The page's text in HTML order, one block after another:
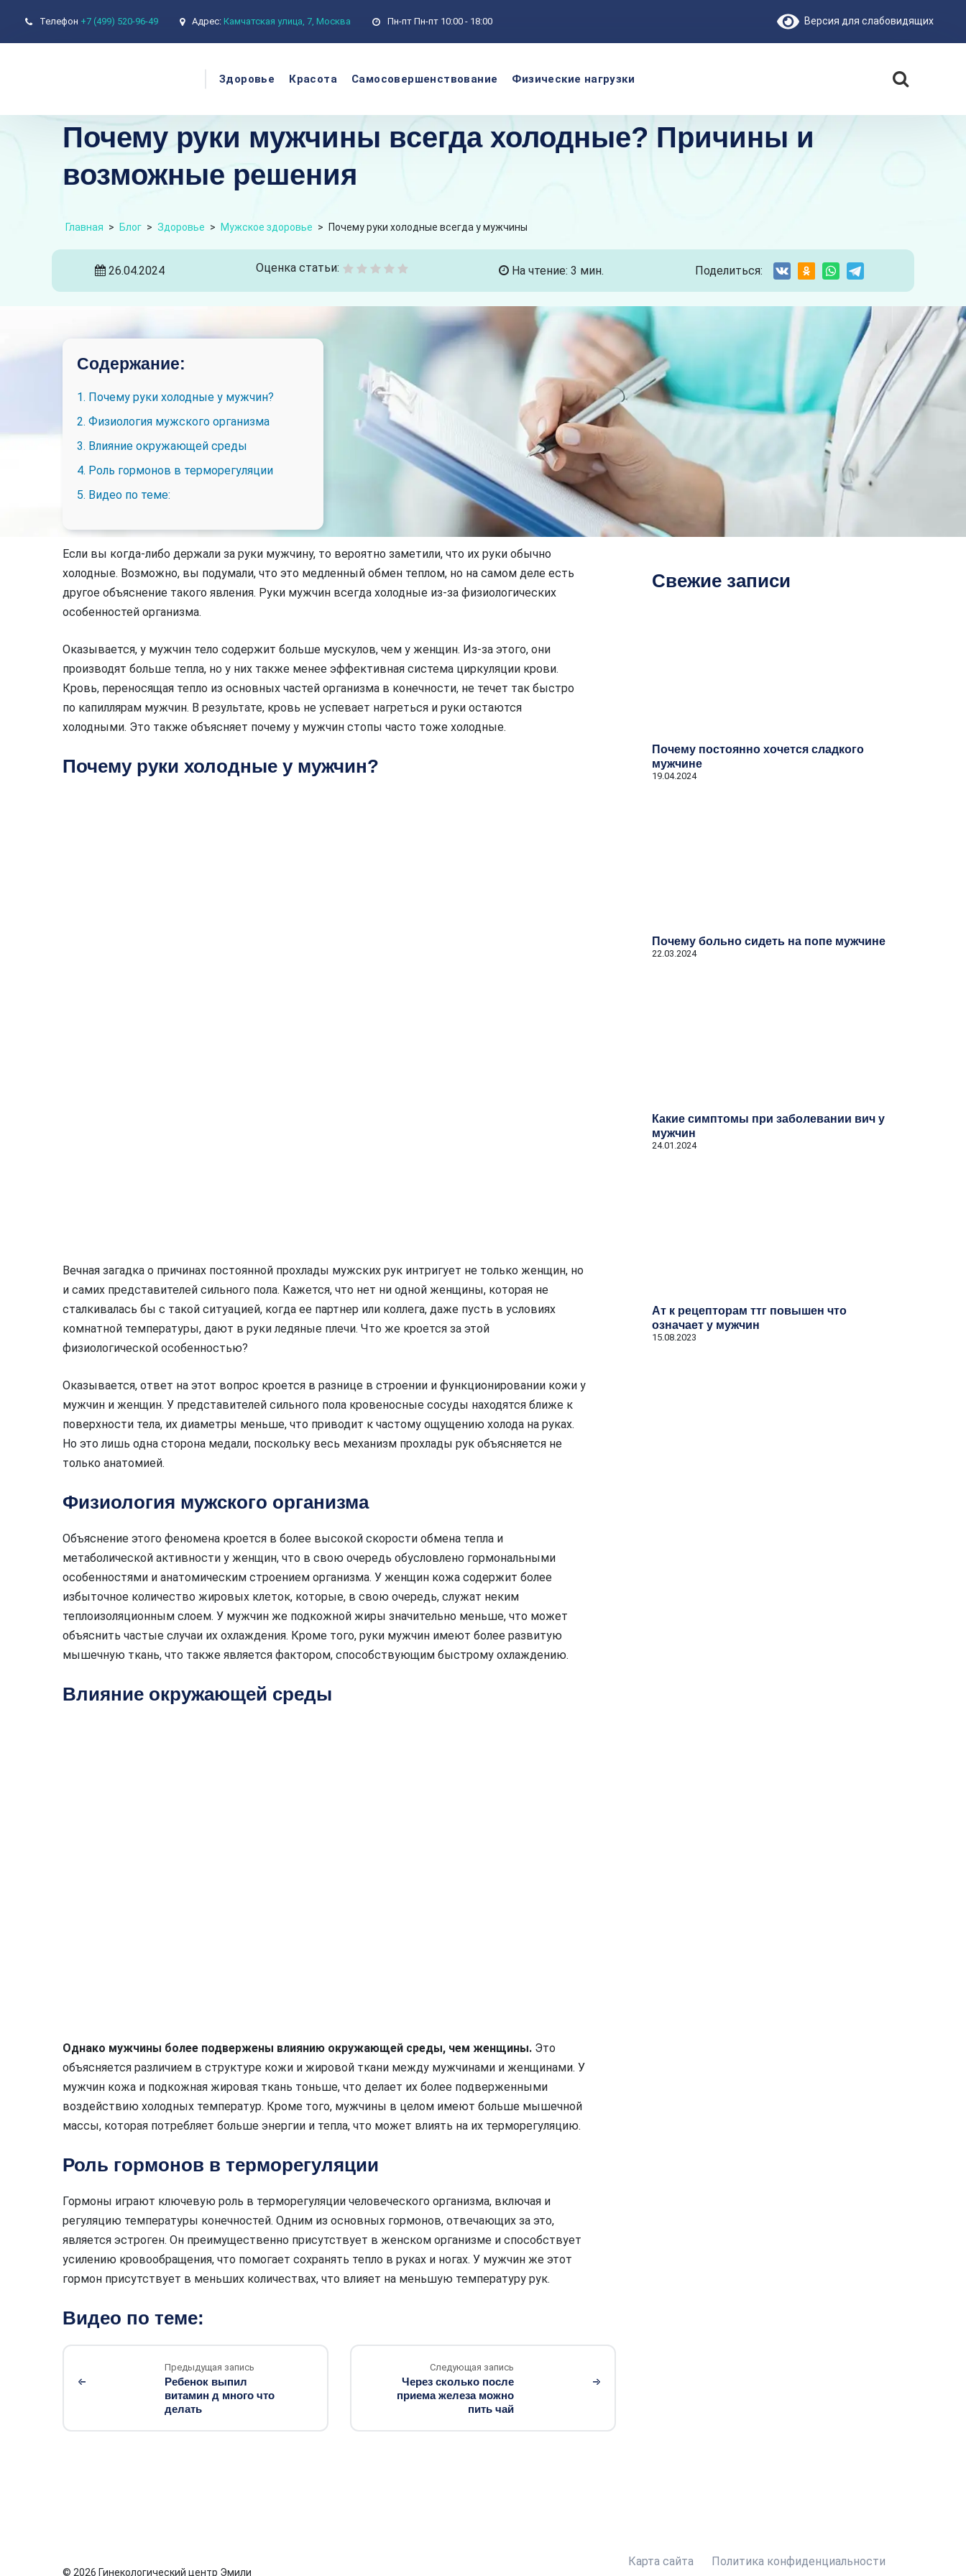
Телефон +7 (499) 520-96-49 Адрес: Камчатская улица, 7, Москва Пн-пт Пн-пт 10:00 - 18:00 Версия для слабовидящих
Здоровье Красота Самосовершенствование Физические нагрузки
Почему руки мужчины всегда холодные? Причины и
возможные решения
Главная > Блог > Здоровье > Мужское здоровье > Почему руки холодные всегда у мужчины
26.04.2024 Оценка статьи: На чтение: 3 мин. Поделиться:
Содержание:
1. Почему руки холодные у мужчин?
2. Физиология мужского организма
3. Влияние окружающей среды
4. Роль гормонов в терморегуляции
5. Видео по теме:
Если вы когда-либо держали за руки мужчину, то вероятно заметили, что их руки обычно
холодные. Возможно, вы подумали, что это медленный обмен теплом, но на самом деле есть
другое объяснение такого явления. Руки мужчин всегда холодные из-за физиологических
особенностей организма.
Оказывается, у мужчин тело содержит больше мускулов, чем у женщин. Из-за этого, они
производят больше тепла, но у них также менее эффективная система циркуляции крови.
Кровь, переносящая тепло из основных частей организма в конечности, не течет так быстро
по капиллярам мужчин. В результате, кровь не успевает нагреться и руки остаются
холодными. Это также объясняет почему у мужчин стопы часто тоже холодные.
Почему руки холодные у мужчин?
Вечная загадка о причинах постоянной прохлады мужских рук интригует не только женщин, но
и самих представителей сильного пола. Кажется, что нет ни одной женщины, которая не
сталкивалась бы с такой ситуацией, когда ее партнер или коллега, даже пусть в условиях
комнатной температуры, дают в руки ледяные плечи. Что же кроется за этой
физиологической особенностью?
Оказывается, ответ на этот вопрос кроется в разнице в строении и функционировании кожи у
мужчин и женщин. У представителей сильного пола кровеносные сосуды находятся ближе к
поверхности тела, их диаметры меньше, что приводит к частому ощущению холода на руках.
Но это лишь одна сторона медали, поскольку весь механизм прохлады рук объясняется не
только анатомией.
Физиология мужского организма
Объяснение этого феномена кроется в более высокой скорости обмена тепла и
метаболической активности у женщин, что в свою очередь обусловлено гормональными
особенностями и анатомическим строением организма. У женщин кожа содержит более
избыточное количество жировых клеток, которые, в свою очередь, служат неким
теплоизоляционным слоем. У мужчин же подкожной жиры значительно меньше, что может
объяснить частые случаи их охлаждения. Кроме того, руки мужчин имеют более развитую
мышечную ткань, что также является фактором, способствующим быстрому охлаждению.
Влияние окружающей среды
Однако мужчины более подвержены влиянию окружающей среды, чем женщины. Это
объясняется различием в структуре кожи и жировой ткани между мужчинами и женщинами. У
мужчин кожа и подкожная жировая ткань тоньше, что делает их более подверженными
воздействию холодных температур. Кроме того, мужчины в целом имеют больше мышечной
массы, которая потребляет больше энергии и тепла, что может влиять на их терморегуляцию.
Роль гормонов в терморегуляции
Гормоны играют ключевую роль в терморегуляции человеческого организма, включая и
регуляцию температуры конечностей. Одним из основных гормонов, отвечающих за это,
является эстроген. Он преимущественно присутствует в женском организме и способствует
усилению кровообращения, что помогает сохранять тепло в руках и ногах. У мужчин же этот
гормон присутствует в меньших количествах, что влияет на меньшую температуру рук.
Видео по теме:
Предыдущая запись
Ребенок выпил
витамин д много что
делать
Следующая запись
Через сколько после
приема железа можно
пить чай
Свежие записи
Почему постоянно хочется сладкого
мужчине
19.04.2024
Почему больно сидеть на попе мужчине
22.03.2024
Какие симптомы при заболевании вич у
мужчин
24.01.2024
Ат к рецепторам ттг повышен что
означает у мужчин
15.08.2023
© 2026 Гинекологический центр Эмили
Карта сайта Политика конфиденциальности